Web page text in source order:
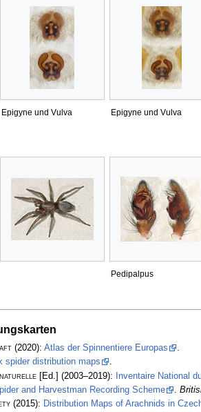
Epigyne und Vulva Epigyne und Vulva
Pedipalpus
(2020): Atlas der Spinnentiere Europas
.
spider distribution maps
.
naturelle[Ed.] (2003–2019): Inventaire National
and Harvestman Recording Scheme
(2015): Distribution Maps of Arachnids in